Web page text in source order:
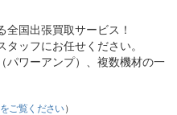
国出張買取サービス！
ッフにお任せください。
パワーアンプ）、複数機材の一
ご覧ください）